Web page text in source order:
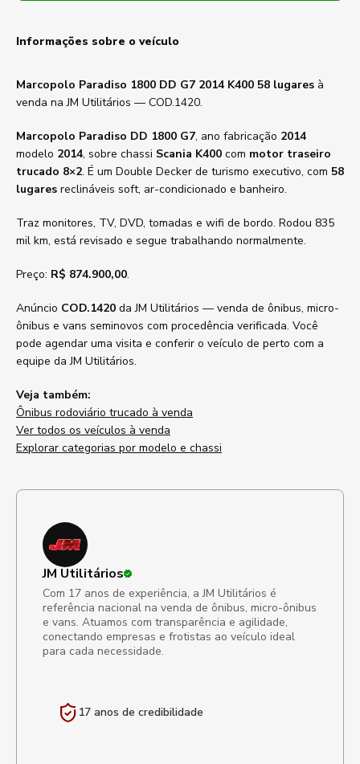
Informações sobre o veículo
Marcopolo Paradiso 1800 DD G7 2014 K400 58 lugares à
venda na JM Utilitários — COD.1420.
Marcopolo Paradiso DD 1800 G7, ano fabricação 2014
modelo 2014, sobre chassi Scania K400 com motor traseiro
trucado 8×2. É um Double Decker de turismo executivo, com 58
lugares reclináveis soft, ar-condicionado e banheiro.
Traz monitores, TV, DVD, tomadas e wifi de bordo. Rodou 835
mil km, está revisado e segue trabalhando normalmente.
Preço: R$ 874.900,00.
Anúncio COD.1420 da JM Utilitários — venda de ônibus, micro-
ônibus e vans seminovos com procedência verificada. Você
pode agendar uma visita e conferir o veículo de perto com a
equipe da JM Utilitários.
Veja também:
Ônibus rodoviário trucado à venda
Ver todos os veículos à venda
Explorar categorias por modelo e chassi
JM Utilitários
Com 17 anos de experiência, a JM Utilitários é
referência nacional na venda de ônibus, micro-ônibus
e vans. Atuamos com transparência e agilidade,
conectando empresas e frotistas ao veículo ideal
para cada necessidade.
17 anos de credibilidade